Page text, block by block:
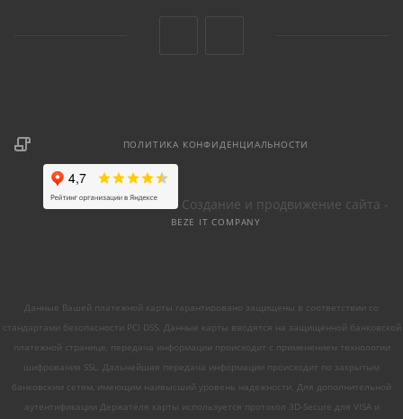
ПОЛИТИКА КОНФИДЕНЦИАЛЬНОСТИ
Создание и продвижение сайта -
BEZE IT COMPANY
Данные Вашей платежной карты гарантировано защищены в соответствии со
стандартами безопасности PCI DSS. Данные карты вводятся на защищенной банковской
платежной странице, передача информации происходит с применением технологии
шифрования SSL. Дальнейшая передача информации происходит по закрытым
банковским сетям, имеющим наивысший уровень надежности. Для дополнительной
аутентификации Держателя карты используется протокол 3D-Secure для VISA и